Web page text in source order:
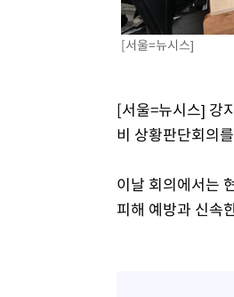
[서울=뉴시스]
[서울=뉴시스] 강
비 상황판단회의
이날 회의에서는
피해 예방과 신속